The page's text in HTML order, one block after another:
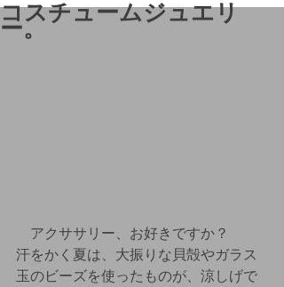
コスチュームジュエリ
ー。
アクササリー、お好きですか？
汗をかく夏は、大振りな貝殻やガラス
玉のビーズを使ったものが、涼しげで